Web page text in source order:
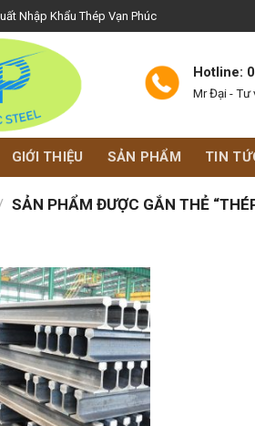
Nhập Khẩu Thép Vạn Phúc
Hotline:
Mr Đại - Tư
GIỚI THIỆU SẢN PHẨM TIN
SẢN PHẨM ĐƯỢC GẮN THẺ